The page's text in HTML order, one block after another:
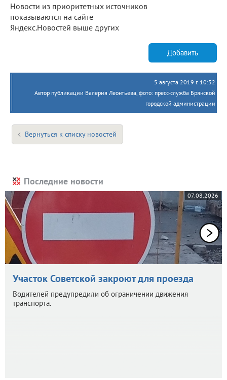
Новости из приоритетных источников
показываются на сайте
Яндекс.Новостей выше других
Добавить
5 августа 2019 г. 10:32
Автор публикации Валерия Леонтьева, фото: пресс-служба Брянской
городской администрации
Вернуться к списку новостей
Последние новости
07.08.2026
Участок Советской закроют для проезда
Водителей предупредили об ограничении движения
транспорта.